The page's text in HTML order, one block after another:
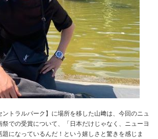
ントラルパーク】に場所を移した山﨑は、今回のニュ
での受賞について、「日本だけじゃなく、ニューヨ
になっているんだ！という嬉しさと驚きを感じま